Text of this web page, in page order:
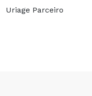
Uriage Parceiro